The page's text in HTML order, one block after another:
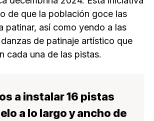
de que la población goce las
patinar, así como yendo a las
de patinaje artístico que
cada una de las pistas.
a instalar 16 pistas
a lo largo y ancho de